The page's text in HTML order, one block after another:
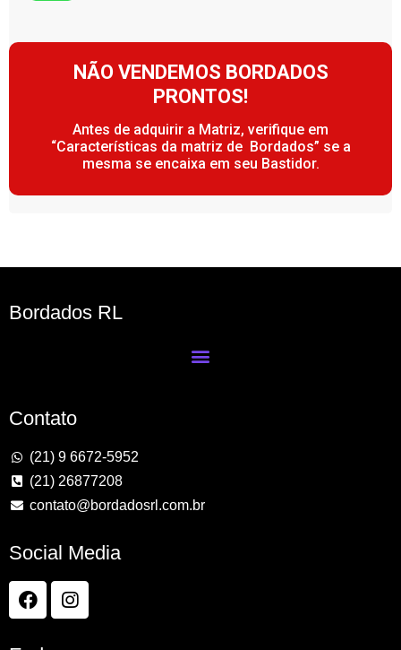
NÃO VENDEMOS BORDADOS
PRONTOS!
Antes de adquirir a Matriz, verifique em
“Características da matriz de Bordados” se a
mesma se encaixa em seu Bastidor.
Bordados RL
Contato
(21) 9 6672-5952
(21) 26877208
contato@bordadosrl.com.br
Social Media